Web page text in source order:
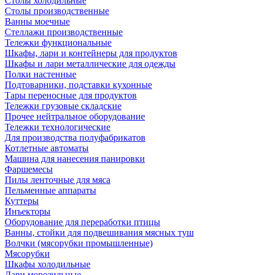
Столы производственные
Ванны моечные
Стеллажи производственные
Тележки функциональные
Шкафы, лари и контейнеры для продуктов
Шкафы и лари металлические для одежды
Полки настенные
Подтоварники, подставки кухонные
Тары переносные для продуктов
Тележки грузовые складские
Прочее нейтральное оборудование
Тележки технологические
Для производства полуфабрикатов
Котлетные автоматы
Машина для нанесения панировки
Фаршемесы
Пилы ленточные для мяса
Пельменные аппараты
Куттеры
Инъекторы
Оборудование для переработки птицы
Ванны, стойки для подвешивания мясных туш
Волчки (мясорубки промышленные)
Мясорубки
Шкафы холодильные